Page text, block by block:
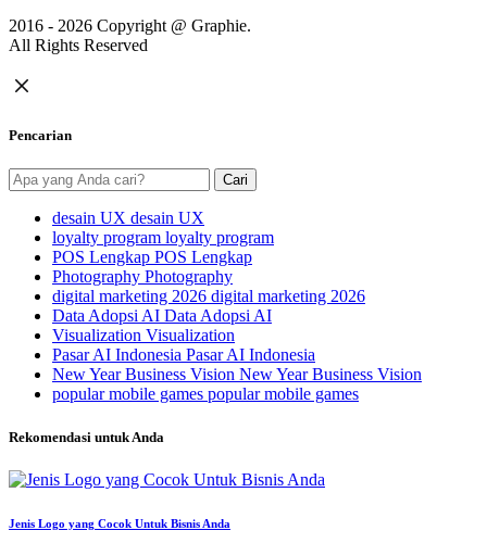
2016 - 2026 Copyright @ Graphie.
All Rights Reserved
Pencarian
Cari
desain UX desain UX
loyalty program loyalty program
POS Lengkap POS Lengkap
Photography Photography
digital marketing 2026 digital marketing 2026
Data Adopsi AI Data Adopsi AI
Visualization Visualization
Pasar AI Indonesia Pasar AI Indonesia
New Year Business Vision New Year Business Vision
popular mobile games popular mobile games
Rekomendasi untuk Anda
Jenis Logo yang Cocok Untuk Bisnis Anda